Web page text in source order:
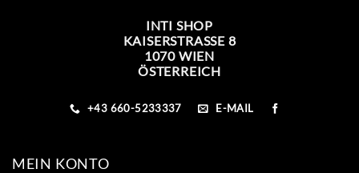
INTI SHOP
KAISERSTRASSE 8
1070 WIEN
ÖSTERREICH
+43 660-5233337 E-MAIL
MEIN KONTO